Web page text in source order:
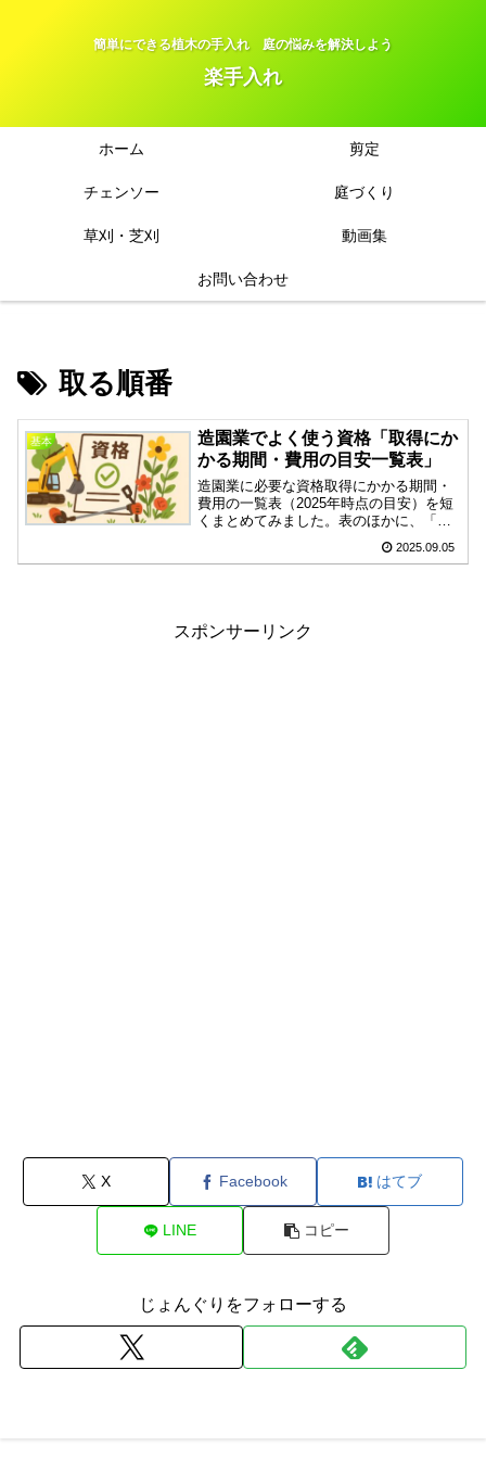
簡単にできる植木の手入れ 庭の悩みを解決しよう
楽手入れ
ホーム 剪定
チェンソー 庭づくり
草刈・芝刈 動画集
お問い合わせ
取る順番
基本
造園業でよく使う資格「取得にか
かる期間・費用の目安一覧表」
造園業に必要な資格取得にかかる期間・
費用の一覧表（2025年時点の目安）を短
くまとめてみました。表のほかに、「こ
んな感じの流れで資格や免許を取ってい
けたら良いかな」と思う順番も書いてみ
2025.09.05
スポンサーリンク
X Facebook はてブ
LINE コピー
じょんぐりをフォローする